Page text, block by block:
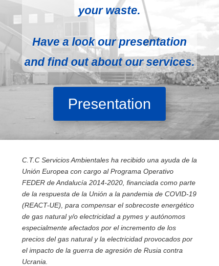
your waste.
Have a look our presentation
and find out about our services.
Presentation
C.T.C Servicios Ambientales ha recibido una ayuda de la
Unión Europea con cargo al Programa Operativo
FEDER de Andalucía 2014-2020, financiada como parte
de la respuesta de la Unión a la pandemia de COVID-19
(REACT-UE), para compensar el sobrecoste energético
de gas natural y/o electricidad a pymes y autónomos
especialmente afectados por el incremento de los
precios del gas natural y la electricidad provocados por
el impacto de la guerra de agresión de Rusia contra
Ucrania.